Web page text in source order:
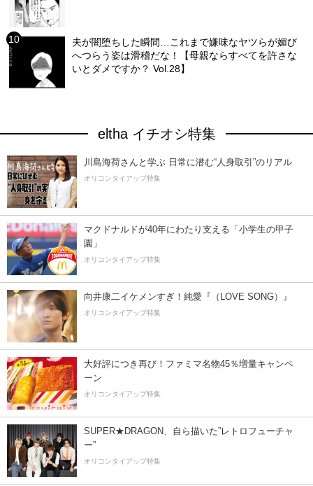
夫が闇堕ちした瞬間…これまで嫌味なヤツらが媚び
へつらう姿は滑稽だな！【母親ならすべてを許さな
いとダメですか？ Vol.28】
eltha イチオシ特集
川島海荷さんと学ぶ 日常に潜む“人身取引”のリアル
オリコンタイアップ特集
マクドナルドが40年にわたり支える「小学生の甲子
園」
オリコンタイアップ特集
向井康二イケメンすぎ！純愛『（LOVE SONG）』
オリコンタイアップ特集
大好評につき再び！ファミマ名物45％増量キャンペ
ーン
オリコンタイアップ特集
SUPER★DRAGON、自ら描いた”レトロフューチャ
ー”
オリコンタイアップ特集